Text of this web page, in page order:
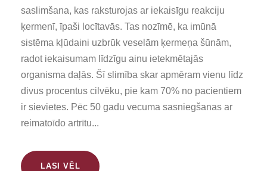
saslimšana, kas raksturojas ar iekaisīgu reakciju
ķermenī, īpaši locītavās. Tas nozīmē, ka imūnā
sistēma kļūdaini uzbrūk veselām ķermeņa šūnām,
radot iekaisumam līdzīgu ainu ietekmētajās
organisma daļās. Šī slimība skar apmēram vienu līdz
divus procentus cilvēku, pie kam 70% no pacientiem
ir sievietes. Pēc 50 gadu vecuma sasniegšanas ar
reimatoīdo artrītu...
LASI VĒL